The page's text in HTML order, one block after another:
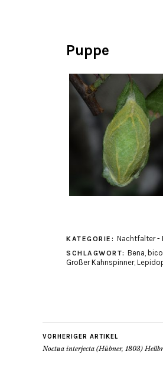
Puppe
KATEGORIE: Nachtfalter -
SCHLAGWORT: Bena
Großer Kahnspinner,
VORHERIGER ARTIKEL
Noctua interjecta (Hübner, 1803)